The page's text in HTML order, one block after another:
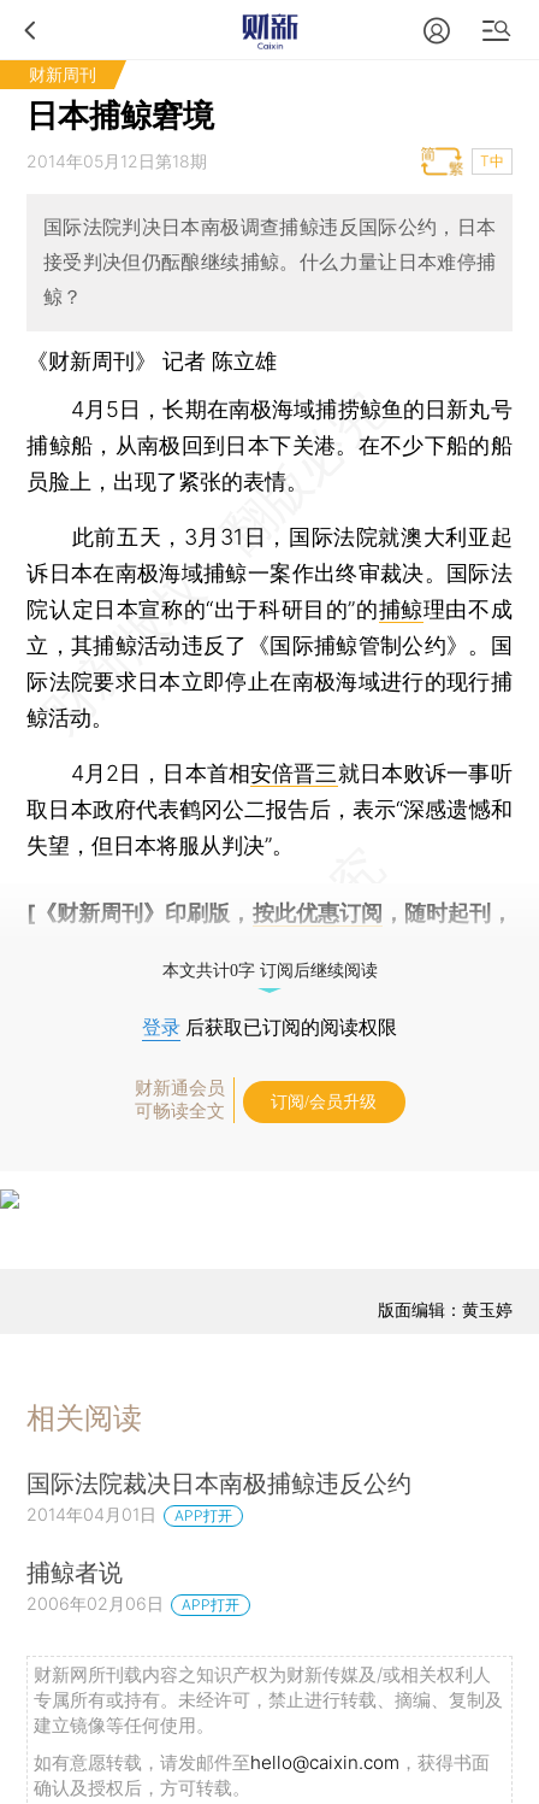
财新周刊
日本捕鲸窘境
2014年05月12日第18期 T中
国际法院判决日本南极调查捕鲸违反国际公约，日本
接受判决但仍酝酿继续捕鲸。什么力量让日本难停捕
鲸？
《财新周刊》 记者 陈立雄
4月5日，长期在南极海域捕捞鲸鱼的日新丸号
捕鲸船，从南极回到日本下关港。在不少下船的船
员脸上，出现了紧张的表情。
此前五天，3月31日，国际法院就澳大利亚起
诉日本在南极海域捕鲸一案作出终审裁决。国际法
院认定日本宣称的“出于科研目的”的捕鲸理由不成
立，其捕鲸活动违反了《国际捕鲸管制公约》。国
际法院要求日本立即停止在南极海域进行的现行捕
鲸活动。
4月2日，日本首相安倍晋三就日本败诉一事听
取日本政府代表鹤冈公二报告后，表示“深感遗憾和
失望，但日本将服从判决”。
[《财新周刊》印刷版， 按此优惠订阅 ，随时起刊，
本文共计0字 订阅后继续阅读
登录 后获取已订阅的阅读权限
财新通会员
可畅读全文
订阅/会员升级
版面编辑：黄玉婷
相关阅读
国际法院裁决日本南极捕鲸违反公约
2014年04月01日 APP打开
捕鲸者说
2006年02月06日 APP打开
财新网所刊载内容之知识产权为财新传媒及/或相关权利人
专属所有或持有。未经许可，禁止进行转载、摘编、复制及
建立镜像等任何使用。
如有意愿转载，请发邮件至hello@caixin.com ，获得书面
确认及授权后，方可转载。